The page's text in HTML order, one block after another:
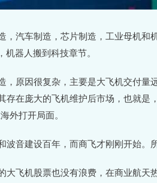
，汽车制造，芯片制造，工业母机
器人搬到科技章节。
，原因很复杂，主要是大飞机交付量
存在庞大的飞机维护后市场，也就
外打开局面。
音建设百年，而商飞才刚刚开始。
飞机股票也没有浪费，在商业航天